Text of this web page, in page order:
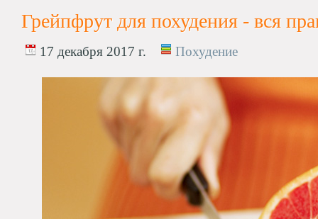
Грейпфрут для похудения - вся
17 декабря 2017 г. Похудение